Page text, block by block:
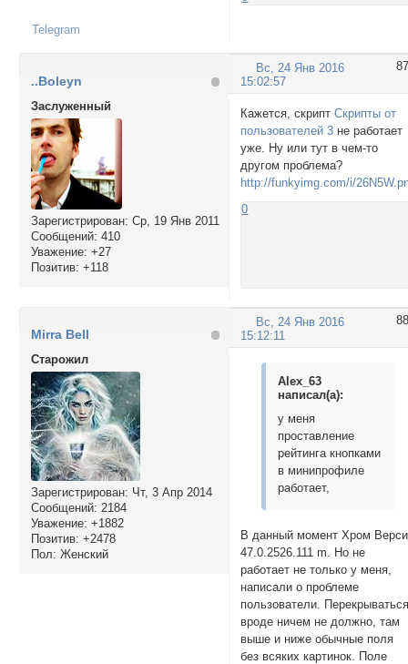
    }
var
var
if
}
function
{var d1=new
if
{var
else if
var
     return resd}
</script>
Telegram
87
Вс, 24 Янв 2016
15:02:57
..Boleyn
Заслуженный
Зарегистрирован: Ср, 19 Янв 2011
Сообщений: 410
Уважение: +27
Позитив: +118
Кажется, скриптСкрипты от
пользователей 3 не работает
уже. Ну или тут в чем-то
другом проблема?
http://funkyimg.com/i/
0
88
Вс, 24 Янв 2016
15:12:11
Mirra Bell
Cтарожил
Зарегистрирован: Чт, 3 Апр 2014
Сообщений: 2184
Уважение: +1882
Позитив: +2478
Пол: Женский
Alex_63
написал(а):
у меня
проставление
рейтинга кнопками
в минипрофиле
работает,
В данный момент Хром
47.0.2526.111 m. Но не
работает не только у меня,
написали о проблеме
пользователи.
вроде ничем не должно, там
выше и ниже обычные поля
без всяких картинок. Поле